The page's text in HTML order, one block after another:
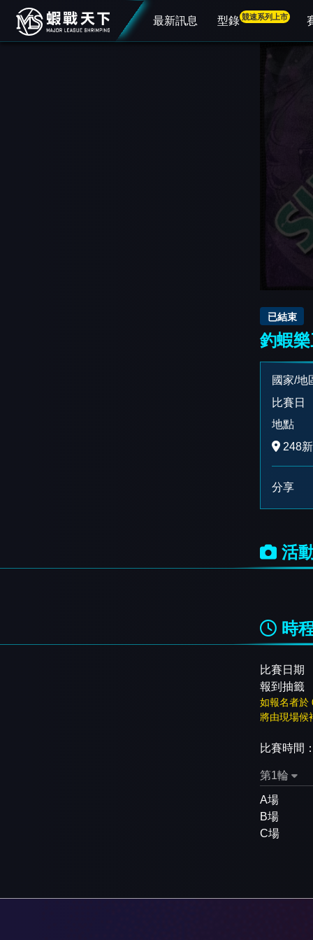
最新訊息 型錄競速系列上市
已結束
釣蝦
國家/地
比賽日
地點
248
分享
活
時
比賽日期
報到抽籤
如報名者於
將由現場候
比賽時間
第1輪
A場
B場
C場